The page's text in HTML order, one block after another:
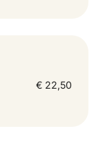
€ 22,50